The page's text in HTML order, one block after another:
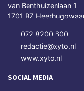
van Benthuizenlaan 1
1701 BZ
072 8200 600
redactie@xyto.nl
www.xyto.nl
SOCIAL MEDIA